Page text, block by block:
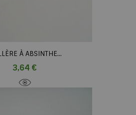
À ABSINTHE...
3,64 €Prix